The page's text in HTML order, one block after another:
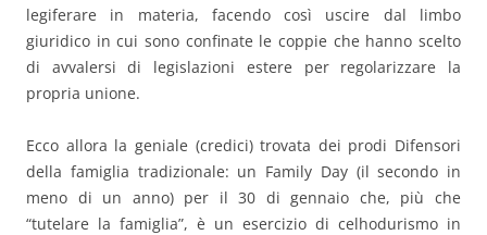
legiferare in materia, facendo così uscire dal limbo
giuridico in cui sono confinate le coppie che hanno scelto
di avvalersi di legislazioni estere per regolarizzare la
propria unione.
Ecco allora la geniale (credici) trovata dei prodi Difensori
della famiglia tradizionale: un Family Day (il secondo in
meno di un anno) per il 30 di gennaio che, più che
“tutelare la famiglia”, è un esercizio di celhodurismo in